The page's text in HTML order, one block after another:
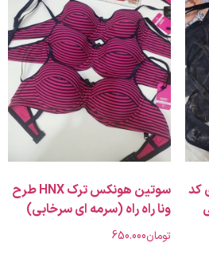
سوتین هونکس ترک HNX طرح
ونا راه راه (سرمه ای سرخابی)
650.000